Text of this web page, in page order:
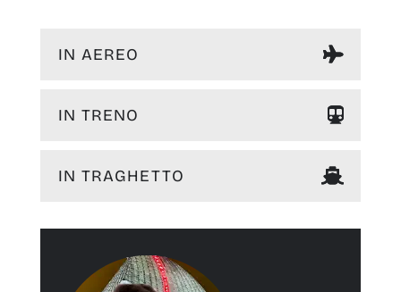
IN AEREO
IN TRENO
IN TRAGHETTO